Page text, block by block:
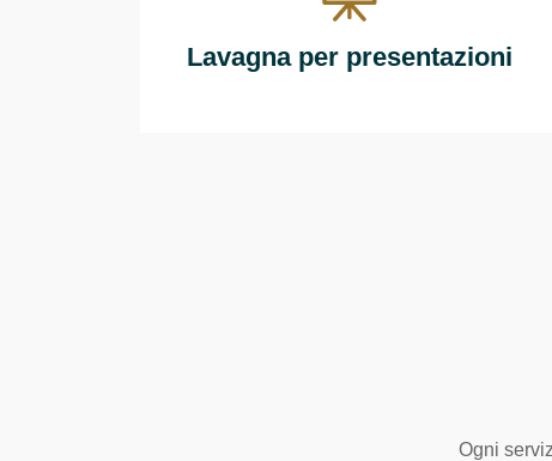
Lavagna per presentazioni
Ogni